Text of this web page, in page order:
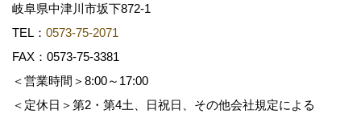
岐阜県中津川市坂下872‐1
TEL： 0573-75-2071
FAX：0573-75-3381
＜営業時間＞8:00～17:00
＜定休日＞第2・第4土、日祝日、その他会社規定による